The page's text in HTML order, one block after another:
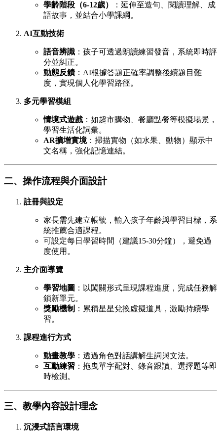
學齡階段（6-12歲）
：延伸至造句、閱讀理解、成
語故事，並結合小學課綱。
AI互動技術
語音辨識 ：孩子可透過朗讀練習發音，系統即時評
分並糾正。
動態反饋：AI根據答題正確率調整後續題目難
度，實現個人化學習路徑。
多元學習模組
情境式遊戲：如超市購物、餐廳點餐等模擬場景，
學習生活化詞彙。
AR擴增實境：掃描實物（如水果、動物）顯示中
文名稱，強化記憶連結。
二、操作流程與介面設計
註冊與設定
家長需先建立帳號，輸入孩子年齡與學習目標，系
統推薦合適課程。
可設定每日學習時間（建議15-30分鐘），避免過
度使用。
主介面導覽
學習地圖 ：以闖關形式呈現課程進度，完成任務解
鎖新單元。
獎勵機制 ：累積星星兌換虛擬道具，激勵持續學
習。
課程進行方式
動畫教學 ：透過角色對話講解生詞與文法。
互動練習 ：拖曳單字配對、錄音跟讀、選擇題等即
時檢測。
三、教學內容設計理念
沉浸式語言環境